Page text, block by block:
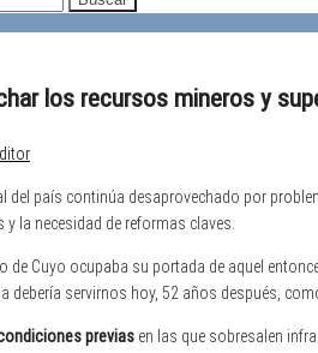
los recursos mineros y
del país continúa desaprovechado por
y la necesidad de reformas claves.
de Cuyo ocupaba su portada de aquel
debería servirnos hoy, 52 años después,
previas en las que sobresalen